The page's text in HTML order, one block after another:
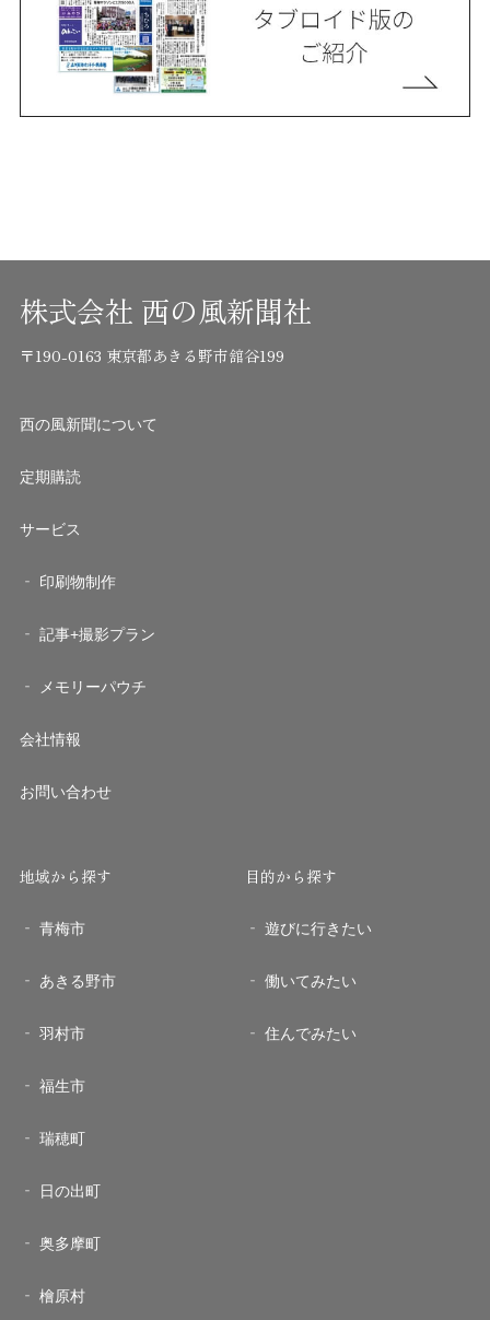
株式会社 西の風新聞社
〒190-0163 東京都あきる野市舘谷199
西の風新聞について
定期購読
サービス
印刷物制作
記事+撮影プラン
メモリーパウチ
会社情報
お問い合わせ
地域から探す
青梅市
あきる野市
羽村市
福生市
瑞穂町
日の出町
奥多摩町
檜原村
目的から探す
遊びに行きたい
働いてみたい
住んでみたい